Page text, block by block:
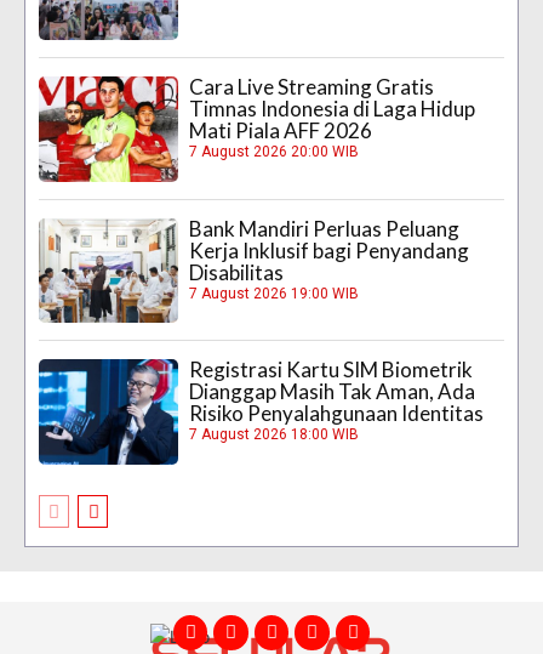
Cara Live Streaming Gratis
Timnas Indonesia di Laga Hidup
Mati Piala AFF 2026
7 August 2026 20:00 WIB
Bank Mandiri Perluas Peluang
Kerja Inklusif bagi Penyandang
Disabilitas
7 August 2026 19:00 WIB
Registrasi Kartu SIM Biometrik
Dianggap Masih Tak Aman, Ada
Risiko Penyalahgunaan Identitas
7 August 2026 18:00 WIB